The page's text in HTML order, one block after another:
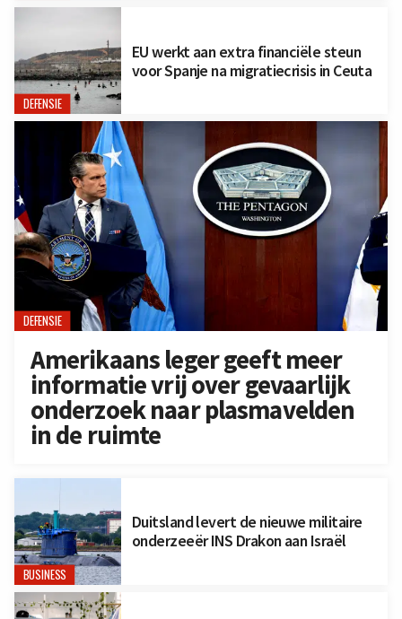
DEFENSIE
EU werkt aan extra financiële steun
voor Spanje na migratiecrisis in Ceuta
DEFENSIE
Amerikaans leger geeft meer
informatie vrij over gevaarlijk
onderzoek naar plasmavelden
in de ruimte
BUSINESS
Duitsland levert de nieuwe militaire
onderzeeër INS Drakon aan Israël